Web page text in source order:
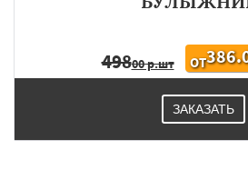
49800 р.шт ОТ
ЗАКАЗАТЬ